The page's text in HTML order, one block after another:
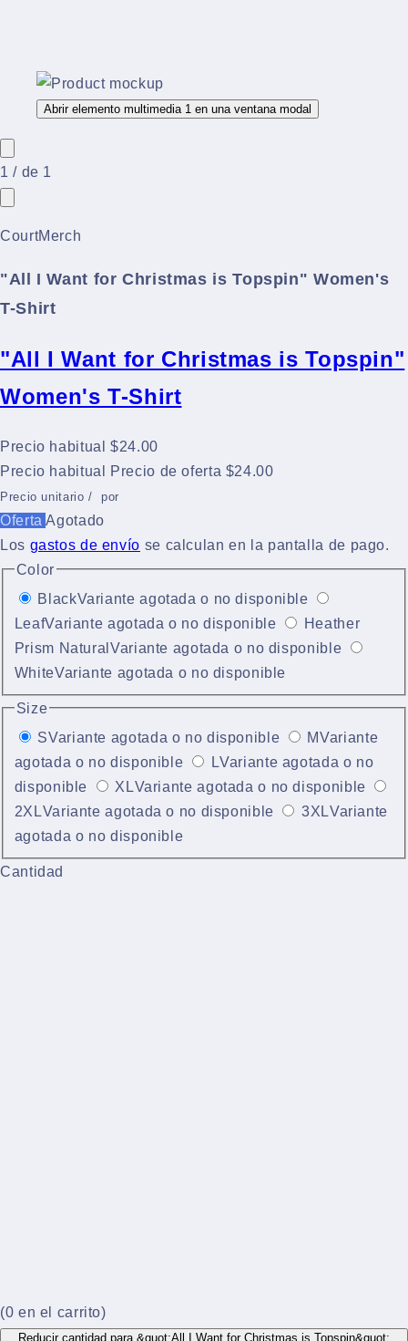
Abrir elemento multimedia 1 en una ventana modal
1 / de 1
CourtMerch
"All I Want for Christmas is Topspin" Women's
T-Shirt
"All I Want for Christmas is Topspin"
Women's T-Shirt
Precio habitual
$24.00
Precio habitual
Precio de oferta $24.00
Precio unitario / por
OfertaAgotado
Los gastos de envío se calculan en la pantalla de pago.
Color
BlackVariante agotada o no disponible
LeafVariante agotada o no disponible
Heather
Prism Natural Variante agotada o no disponible
WhiteVariante agotada o no disponible
Size
SVariante agotada o no disponible MVariante
agotada o no disponible
LVariante agotada o no
disponible
XLVariante agotada o no disponible
2XLVariante agotada o no disponible 3XLVariante
agotada o no disponible
Cantidad
(0 en el carrito)
Reducir cantidad para &quot;All I Want for Christmas is Topspin&quot;